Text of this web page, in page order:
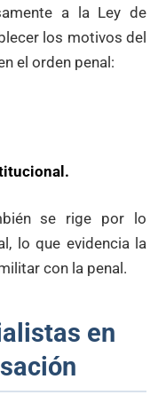
a la Ley de
los motivos del
el orden penal:
se rige por lo
lo que evidencia la
con la penal.
en